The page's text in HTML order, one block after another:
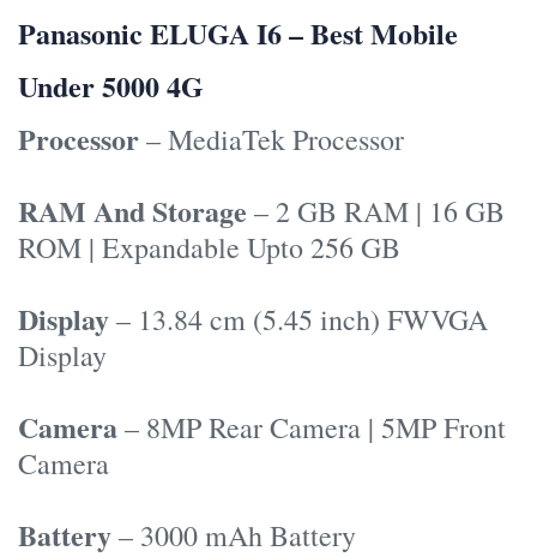
Panasonic ELUGA I6 – Best Mobile
Under 5000 4G
Processor– MediaTek Processor
RAM And Storage – 2 GB RAM | 16 GB
ROM | Expandable Upto 256 GB
Display– 13.84 cm (5.45 inch) FWVGA
Display
Camera– 8MP Rear Camera | 5MP Front
Camera
Battery– 3000 mAh Battery